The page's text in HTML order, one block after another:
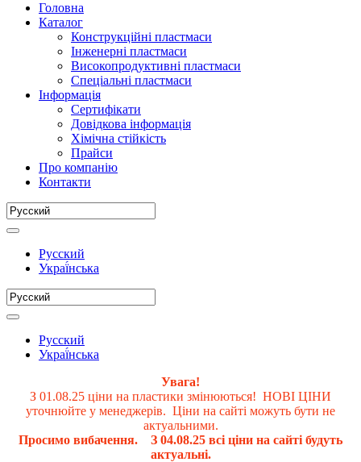
Головна
Каталог
Конструкційні пластмаси
Інженерні пластмаси
Високопродуктивні пластмаси
Спеціальні пластмаси
Інформація
Сертифікати
Довідкова інформація
Хімічна стійкість
Прайси
Про компанію
Контакти
Русский
Украї́нська
Русский
Украї́нська
Увага!
З 01.08.25 ціни на пластики змінюються! НОВІ ЦІНИ
уточнюйте у менеджерів. Ціни на сайті можуть бути не
актуальними.
Просимо вибачення. З 04.08.25 всі ціни на сайті будуть
актуальні.